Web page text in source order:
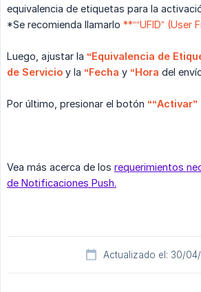
equivalencia de etiquetas para la
*Se recomienda llamarlo **““UFID” (User
Luego, ajustar la “Equivalencia de
de Servicio y la “Fecha y “Hora del
Por último, presionar el botón ““Activar”
Vea más acerca de los requerimientos
de Notificaciones Push.
Actualizado el: 30/